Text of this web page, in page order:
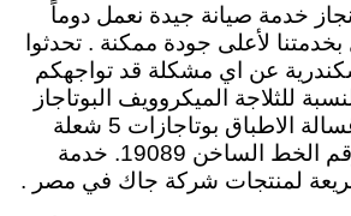
خدمة صيانة جيدة نعمل دوماً
لأعلى جودة ممكنة . تحدثوا
عن اي مشكلة قد تواجهكم
للثلاجة الميكروويف البوتاجاز
مجفف الملابس . غسالة الاطباق بوتاجازات 5 شعلة
سخان الغاز علي رقم الخط الساخن 19089. خدمة
لمنتجات شركة جاك في مصر .